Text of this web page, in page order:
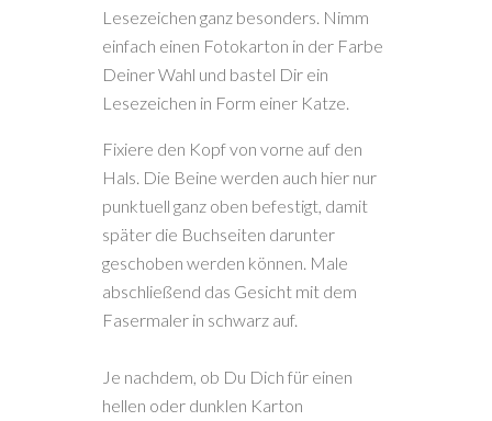
Lesezeichen ganz besonders. Nimm
einfach einen Fotokarton in der Farbe
Deiner Wahl und bastel Dir ein
Lesezeichen in Form einer Katze.
Fixiere den Kopf von vorne auf den
Hals. Die Beine werden auch hier nur
punktuell ganz oben befestigt, damit
später die Buchseiten darunter
geschoben werden können. Male
abschließend das Gesicht mit dem
Fasermaler in schwarz auf.
Je nachdem, ob Du Dich für einen
hellen oder dunklen Karton